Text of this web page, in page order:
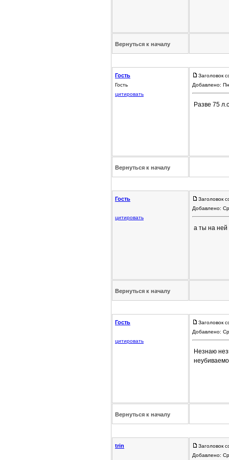
Вернуться к началу
Гость
Гость
цитировать
Заголовок
Добавлено:
Разве 75
Вернуться к началу
Гость
цитировать
Заголовок
Добавлено:
а ты на
Вернуться к началу
Гость
цитировать
Заголовок
Добавлено:
Незнаю
Вернуться к началу
trin
Заголовок
Добавлено: